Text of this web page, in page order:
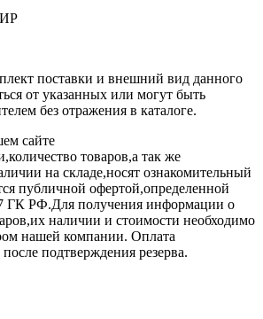
поставки и внешний вид данного
от указанных или могут быть
без отражения в каталоге.
сайте
товаров,а так же
на складе,носят ознакомительный
публичной офертой,определенной
ГК РФ.Для получения информации о
наличии и стоимости необходимо
нашей компании. Оплата
подтверждения резерва.